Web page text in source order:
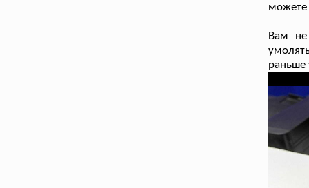
можете
Вам не
раньше